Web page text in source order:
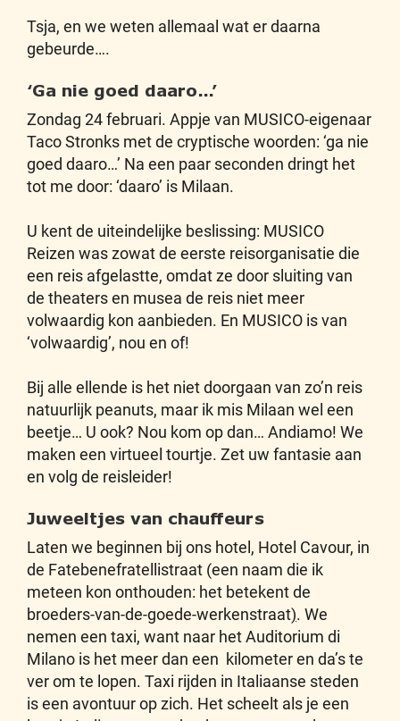
Tsja, en we weten allemaal wat er daarna
gebeurde….
‘Ga nie goed daaro…’
Zondag 24 februari. Appje van MUSICO-eigenaar
Taco Stronks met de cryptische woorden: ‘ga nie
goed daaro…’ Na een paar seconden dringt het
tot me door: ‘daaro’ is Milaan.
U kent de uiteindelijke beslissing: MUSICO
Reizen was zowat de eerste reisorganisatie die
een reis afgelastte, omdat ze door sluiting van
de theaters en musea de reis niet meer
volwaardig kon aanbieden. En MUSICO is van
‘volwaardig’, nou en of!
Bij alle ellende is het niet doorgaan van zo’n reis
natuurlijk peanuts, maar ik mis Milaan wel een
beetje… U ook? Nou kom op dan… Andiamo! We
maken een virtueel tourtje. Zet uw fantasie aan
en volg de reisleider!
Juweeltjes van chauffeurs
Laten we beginnen bij ons hotel, Hotel Cavour, in
de Fatebenefratellistraat (een naam die ik
meteen kon onthouden: het betekent de
broeders-van-de-goede-werkenstraat). We
nemen een taxi, want naar het Auditorium di
Milano is het meer dan een kilometer en da’s te
ver om te lopen. Taxi rijden in Italiaanse steden
is een avontuur op zich. Het scheelt als je een